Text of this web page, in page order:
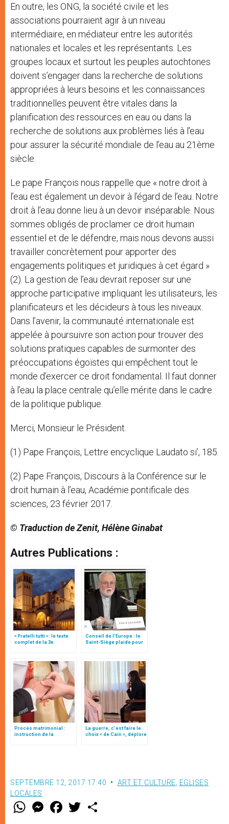
En outre, les ONG, la société civile et les
associations pourraient agir à un niveau
intermédiaire, en médiateur entre les autorités
nationales et locales et les représentants. Les
groupes locaux et surtout les peuples autochtones
doivent s’engager dans la recherche de solutions
appropriées à leurs besoins et les connaissances
traditionnelles peuvent être vitales dans la
planification des ressources en eau ou dans la
recherche de solutions aux problèmes liés à l’eau
pour assurer la sécurité mondiale de l’eau au 21ème
siècle.
Le pape François nous rappelle que « notre droit à
l’eau est également un devoir à l’égard de l’eau. Notre
droit à l’eau donne lieu à un devoir inséparable. Nous
sommes obligés de proclamer ce droit humain
essentiel et de le défendre, mais nous devons aussi
travailler concrètement pour apporter des
engagements politiques et juridiques à cet égard »
(2). La gestion de l’eau devrait reposer sur une
approche participative impliquant les utilisateurs, les
planificateurs et les décideurs à tous les niveaux.
Dans l’avenir, la communauté internationale est
appelée à poursuivre son action pour trouver des
solutions pratiques capables de surmonter des
préoccupations égoïstes qui empêchent tout le
monde d’exercer ce droit fondamental. Il faut donner
à l’eau la place centrale qu’elle mérite dans le cadre
de la politique publique.
Merci, Monsieur le Président.
(1) Pape François, Lettre encyclique Laudato si’, 185.
(2) Pape François, Discours à la Conférence sur le
droit humain à l’eau, Académie pontificale des
sciences, 23 février 2017.
© Traduction de Zenit, Hélène Ginabat
Autres Publications :
« Fratelli tutti »: le texte
complet de la 3e
Conseil de l'Europe : le
Saint-Siège plaide pour
religieuse"
Procès matrimonial :
instruction de la
La guerre, c’est faire le
choix « de Caïn », déplore
SEPTEMBRE 12, 2017 17:40 ART ET CULTURE EGLISES
LOCALES
W M
e
F
a w